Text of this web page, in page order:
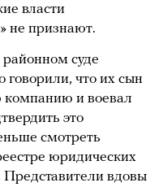
власти
не признают.
суде
что их сын
компанию и воевал
это
смотреть
юридических
вдовы